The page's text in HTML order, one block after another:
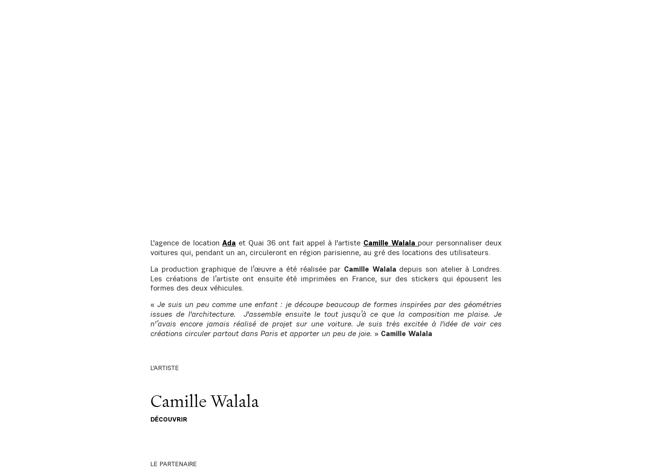
L'agence de locationAda et Quai 36 ont fait appel à l'artiste Camille Walala pour personnaliser deux
voitures qui, pendant un an, circuleront en région parisienne, au gré des locations des utilisateurs.
La production graphique de l’œuvre a été réalisée par Camille Walaladepuis son atelier à Londres.
Les créations de l’artiste ont ensuite été imprimées en France, sur des stickers qui épousent les
formes des deux véhicules.
«Je suis un peu comme une enfant : je découpe beaucoup de formes inspirées par des géométries
issues de l'architecture. J'assemble ensuite le tout jusqu’à ce que la composition me plaise. Je
n'’avais encore jamais réalisé de projet sur une voiture. Je suis très excitée à l'idée de voir ces
créations circuler partout dans Paris et apporter un peu de joie. » Camille Walala
L'ARTISTE
Camille Walala
DÉCOUVRIR
LE PARTENAIRE